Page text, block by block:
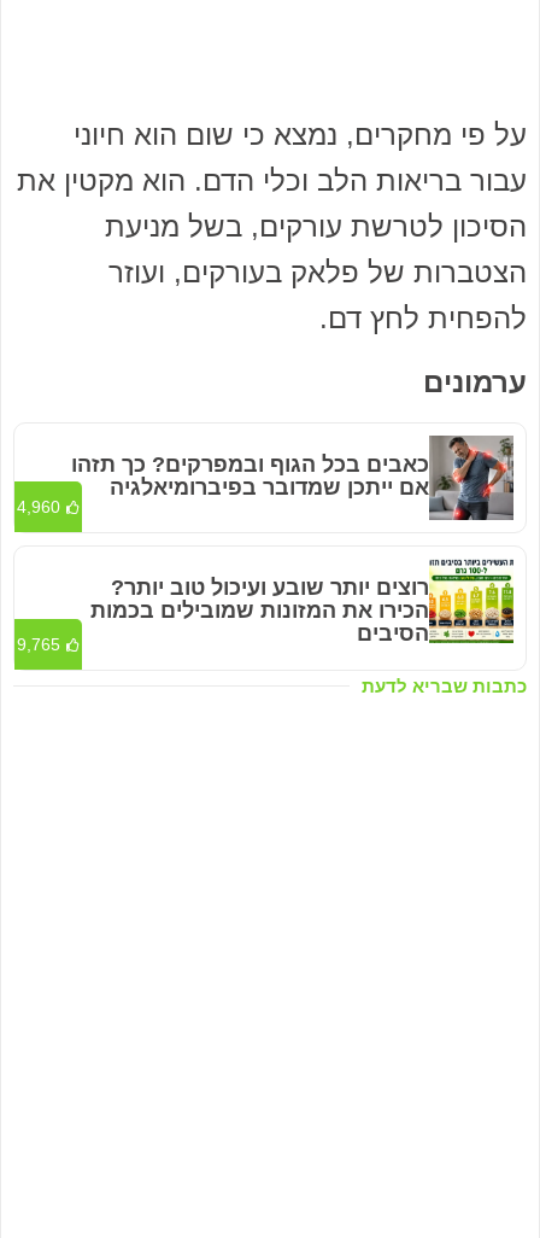
על פי מחקרים, נמצא כי שום הוא חיוני
עבור בריאות הלב וכלי הדם. הוא מקטין את
הסיכון לטרשת עורקים, בשל מניעת
הצטברות של פלאק בעורקים, ועוזר
להפחית לחץ דם.
ערמונים
כתבות שבריא לדעת
כאבים בכל הגוף ובמפרקים? כך תזהו
אם ייתכן שמדובר בפיברומיאלגיה
4,960
רוצים יותר שובע ועיכול טוב יותר?
הכירו את המזונות שמובילים בכמות
הסיבים
9,765